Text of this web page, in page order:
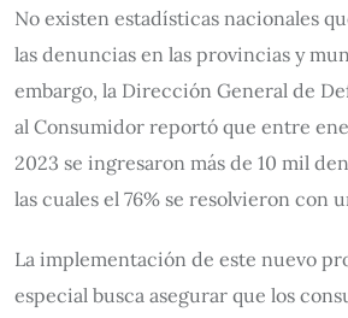
No existen estadísticas nacionales
las denuncias en las provincias y
embargo, la Dirección General de
al Consumidor reportó que entre
2023 se ingresaron más de 10 mil
las cuales el 76% se resolvieron con
La implementación de este nuevo
especial busca asegurar que los